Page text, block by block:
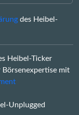
des Heibel-
Heibel-Ticker
Börsenexpertise mit
Unplugged